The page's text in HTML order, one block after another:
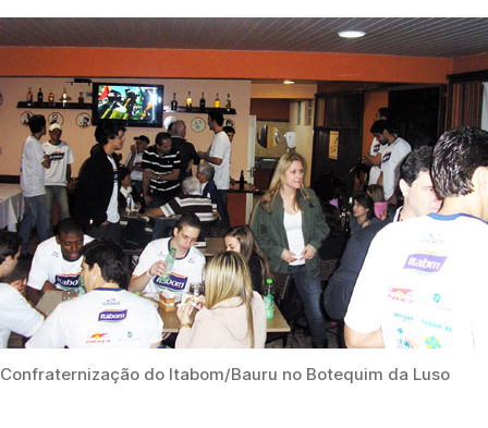
Confraternização do Itabom/Bauru no Botequim da Luso